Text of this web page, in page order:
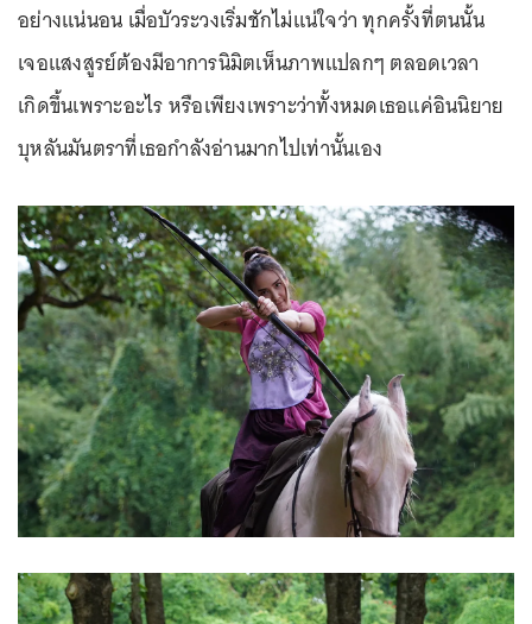
อย่างแน่นอน เมื่อบัวระวงเริ่มชักไม่แน่ใจว่า ทุกครั้งที่ตนนั้น
เจอแสงสูรย์ต้องมีอาการนิมิตเห็นภาพแปลกๆ ตลอดเวลา
เกิดขึ้นเพราะอะไร หรือเพียงเพราะว่าทั้งหมดเธอแค่อินนิยาย
บุหลันมันตราที่เธอกำลังอ่านมากไปเท่านั้นเอง